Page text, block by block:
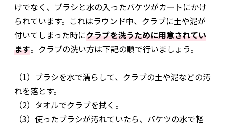
けでなく、ブラシと水の入ったバケツがカートにかけ
られています。これはラウンド中、クラブに土や泥が
付いてしまった時にクラブを洗うために用意されてい
ます。クラブの洗い方は下記の順で行いましょう。
（1）ブラシを水で濡らして、クラブの土や泥などの汚
れを落とす。
（2）タオルでクラブを拭く。
（3）使ったブラシが汚れていたら、バケツの水で軽